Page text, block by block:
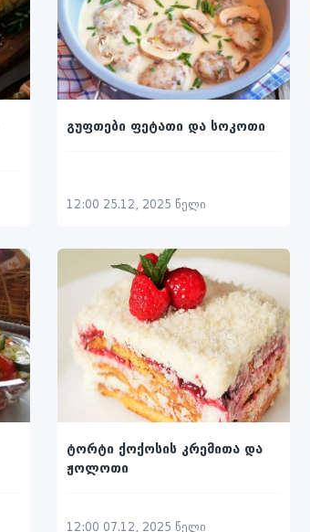
გუფთები ფეტათი და სოკოთი
12:00 25.12, 2025 წელი
ტორტი ქოქოსის კრემითა და
ჟოლოთი
12:00 07.12, 2025 წელი